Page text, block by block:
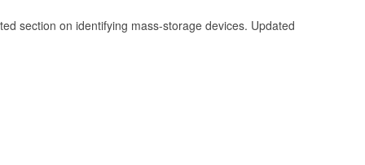
section on identifying mass-storage devices. Updated